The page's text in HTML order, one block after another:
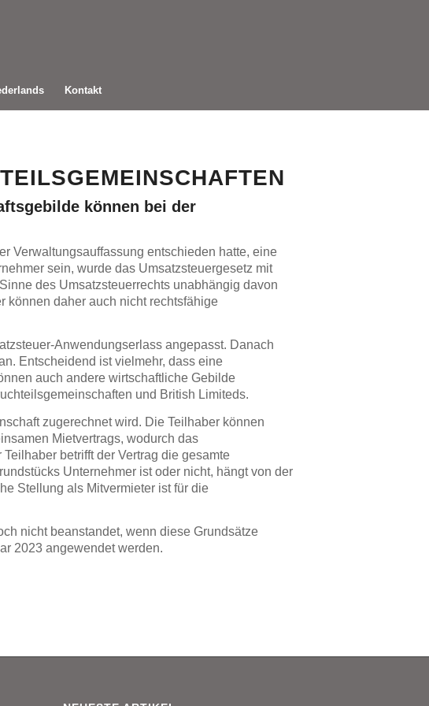
Kontakt
können bei der
Verwaltungsauffassung entschieden hatte, eine
sein, wurde das Umsatzsteuergesetz mit
des Umsatzsteuerrechts unabhängig davon
können daher auch nicht rechtsfähige
Anwendungserlass angepasst. Danach
Entscheidend ist vielmehr, dass eine
auch andere wirtschaftliche Gebilde
und British Limiteds.
zugerechnet wird. Die Teilhaber können
Mietvertrags, wodurch das
betrifft der Vertrag die gesamte
Unternehmer ist oder nicht, hängt von der
Stellung als Mitvermieter ist für die
nicht beanstandet, wenn diese Grundsätze
2023 angewendet werden.